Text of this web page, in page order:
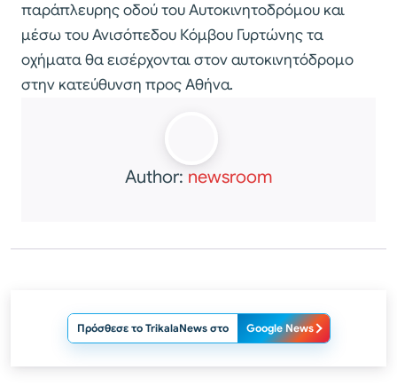
παράπλευρης οδού του Αυτοκινητοδρόμου και
μέσω του Ανισόπεδου Κόμβου Γυρτώνης τα
οχήματα θα εισέρχονται στον αυτοκινητόδρομο
στην κατεύθυνση προς Αθήνα.
Author: newsroom
Πρόσθεσε το TrikalaNews στο Google News